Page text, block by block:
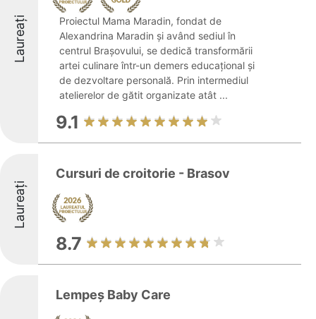
Laureați
Proiectul Mama Maradin, fondat de
Alexandrina Maradin și având sediul în
centrul Brașovului, se dedică transformării
artei culinare într-un demers educațional și
de dezvoltare personală. Prin intermediul
atelierelor de gătit organizate atât ...
9.1
Laureați
Cursuri de croitorie - Brasov
8.7
Lempeș Baby Care